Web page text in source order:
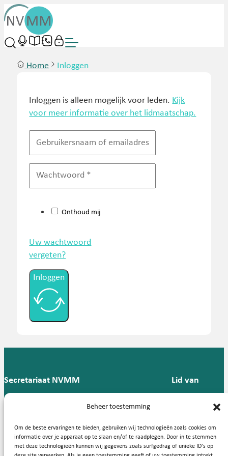
Beheer toestemming
Om de beste ervaringen te bieden, gebruiken wij technologieën zoals cookies om
informatie over je apparaat op te slaan en/of te raadplegen. Door in te stemmen
met deze technologieën kunnen wij gegevens zoals surfgedrag of unieke ID's op
Home Inloggen
Inloggen is alleen mogelijk voor leden. Kijk
voor meer informatie over het lidmaatschap.
Onthoud mij
Uw wachtwoord
vergeten?
Inloggen
Secretariaat NVMM
Groningen
T: 088 -
57
Lid van